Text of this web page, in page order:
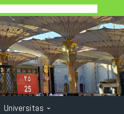
Universitas